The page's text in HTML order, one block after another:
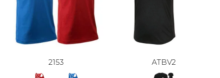
2153 ATBV2